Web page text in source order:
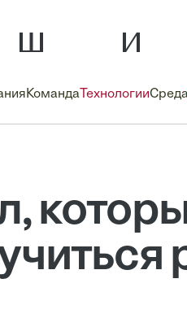
Команда Технологии